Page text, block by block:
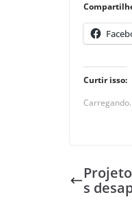
Curtir isso:
s